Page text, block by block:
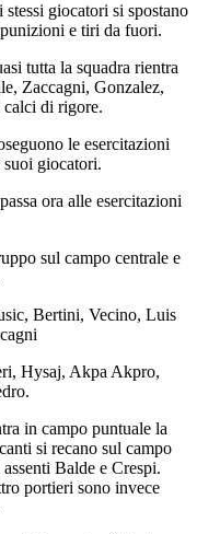
stessi giocatori si spostano
e tiri da fuori.
tutta la squadra rientra
Zaccagni, Gonzalez,
di rigore.
le esercitazioni
suoi giocatori.
ora alle esercitazioni
sul campo centrale e
Bertini, Vecino, Luis
Hysaj, Akpa Akpro,
in campo puntuale la
si recano sul campo
Balde e Crespi.
portieri sono invece